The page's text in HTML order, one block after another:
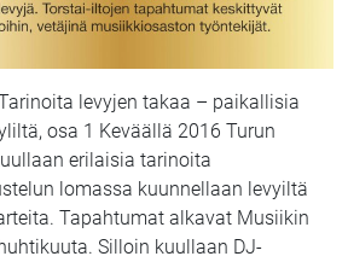
levyjen takaa – paikallisia
osa 1 Keväällä 2016 Turun
erilaisia tarinoita
lomassa kuunnellaan levyiltä
Tapahtumat alkavat Musiikin
Silloin kuullaan DJ-